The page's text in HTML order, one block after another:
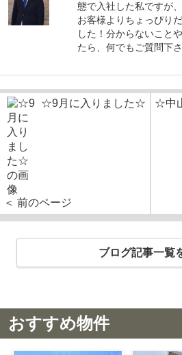
態で入社した私ですが
お客様よりちょっぴり
した！分からないこと
たら、何でもご質問下さ
☆9月に入りました☆
＜ 前のページ
☆中
ブログ記事一覧
おすすめ物件